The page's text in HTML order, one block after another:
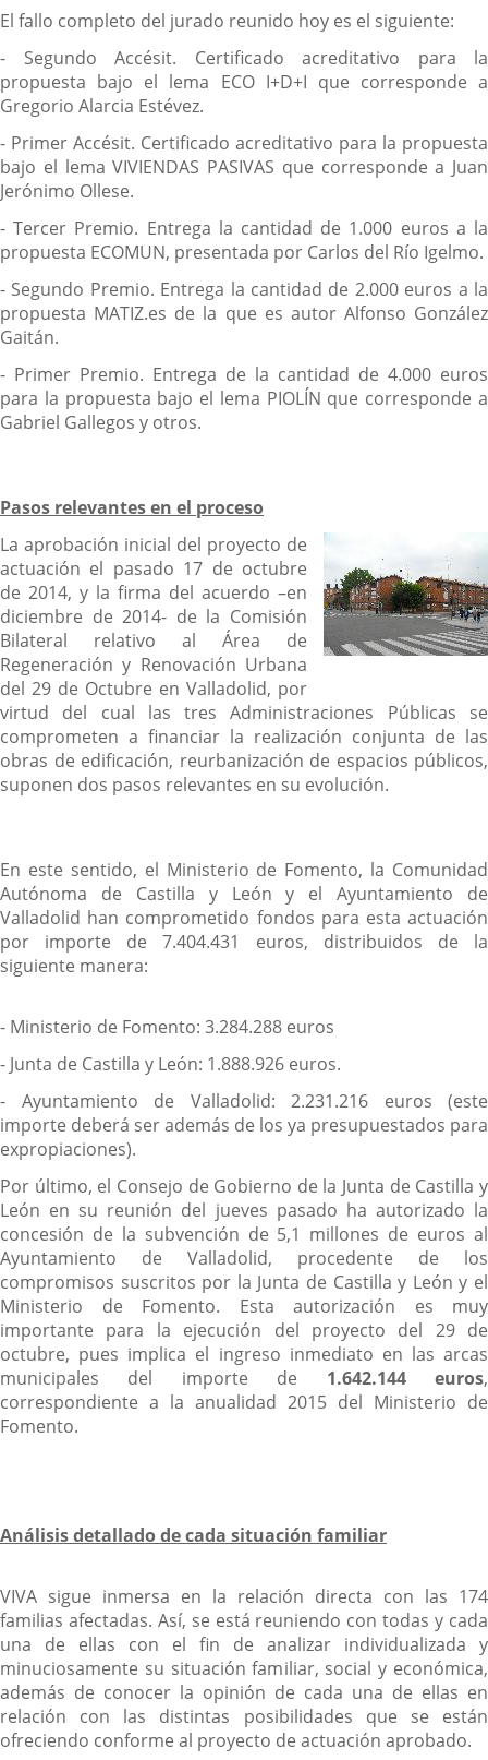
El fallo completo del jurado reunido hoy es el siguiente:
- Segundo Accésit. Certificado acreditativo para la
propuesta bajo el lema ECO I+D+I que corresponde a
Gregorio Alarcia Estévez.
- Primer Accésit. Certificado acreditativo para la propuesta
bajo el lema VIVIENDAS PASIVAS que corresponde a Juan
Jerónimo Ollese.
- Tercer Premio. Entrega la cantidad de 1.000 euros a la
propuesta ECOMUN, presentada por Carlos del Río Igelmo.
- Segundo Premio. Entrega la cantidad de 2.000 euros a la
propuesta MATIZ.es de la que es autor Alfonso González
Gaitán.
- Primer Premio. Entrega de la cantidad de 4.000 euros
para la propuesta bajo el lema PIOLÍN que corresponde a
Gabriel Gallegos y otros.
Pasos relevantes en el proceso
La aprobación inicial del proyecto de
actuación el pasado 17 de octubre
de 2014, y la firma del acuerdo –en
diciembre de 2014- de la Comisión
Bilateral relativo al Área de
Regeneración y Renovación Urbana
del 29 de Octubre en Valladolid, por
virtud del cual las tres Administraciones Públicas se
comprometen a financiar la realización conjunta de las
obras de edificación, reurbanización de espacios públicos,
suponen dos pasos relevantes en su evolución.
En este sentido, el Ministerio de Fomento, la Comunidad
Autónoma de Castilla y León y el Ayuntamiento de
Valladolid han comprometido fondos para esta actuación
por importe de 7.404.431 euros, distribuidos de la
siguiente manera:
- Ministerio de Fomento: 3.284.288 euros
- Junta de Castilla y León: 1.888.926 euros.
- Ayuntamiento de Valladolid: 2.231.216 euros (este
importe deberá ser además de los ya presupuestados para
expropiaciones).
Por último, el Consejo de Gobierno de la Junta de Castilla y
León en su reunión del jueves pasado ha autorizado la
concesión de la subvención de 5,1 millones de euros al
Ayuntamiento de Valladolid, procedente de los
compromisos suscritos por la Junta de Castilla y León y el
Ministerio de Fomento. Esta autorización es muy
importante para la ejecución del proyecto del 29 de
octubre, pues implica el ingreso inmediato en las arcas
municipales del importe de 1.642.144 euros,
correspondiente a la anualidad 2015 del Ministerio de
Fomento.
Análisis detallado de cada situación familiar
VIVA sigue inmersa en la relación directa con las 174
familias afectadas. Así, se está reuniendo con todas y cada
una de ellas con el fin de analizar individualizada y
minuciosamente su situación familiar, social y económica,
además de conocer la opinión de cada una de ellas en
relación con las distintas posibilidades que se están
ofreciendo conforme al proyecto de actuación aprobado.